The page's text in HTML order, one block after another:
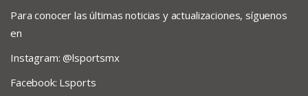
Para conocer las últimas noticias y actualizaciones, síguenos
en
Instagram: @lsportsmx
Facebook: Lsports